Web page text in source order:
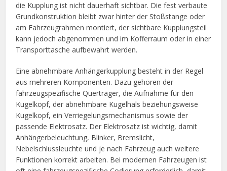
die Kupplung ist nicht dauerhaft sichtbar. Die fest verbaute
Grundkonstruktion bleibt zwar hinter der Stoßstange oder
am Fahrzeugrahmen montiert, der sichtbare Kupplungsteil
kann jedoch abgenommen und im Kofferraum oder in einer
Transporttasche aufbewahrt werden.
Eine abnehmbare Anhängerkupplung besteht in der Regel
aus mehreren Komponenten. Dazu gehören der
fahrzeugspezifische Querträger, die Aufnahme für den
Kugelkopf, der abnehmbare Kugelhals beziehungsweise
Kugelkopf, ein Verriegelungsmechanismus sowie der
passende Elektrosatz. Der Elektrosatz ist wichtig, damit
Anhängerbeleuchtung, Blinker, Bremslicht,
Nebelschlussleuchte und je nach Fahrzeug auch weitere
Funktionen korrekt arbeiten. Bei modernen Fahrzeugen ist